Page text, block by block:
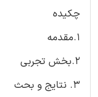
چکیده
1.مقدمه
2.بخش تجربی
3. نتایج و بحث